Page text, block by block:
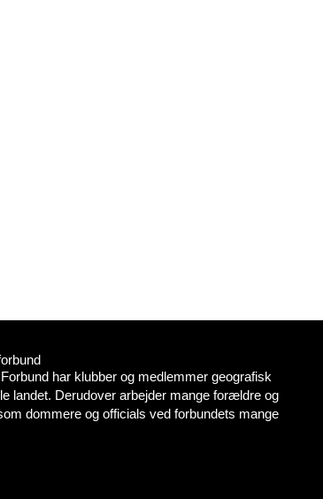
har klubber og medlemmer geografisk
landet. Derudover arbejder mange forældre og
dommere og officials ved forbundets mange